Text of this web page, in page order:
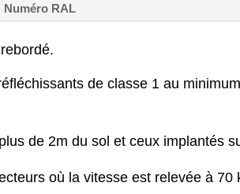
Numéro RAL
de classe 1 au
de 2m du sol et ceux implantés
où la vitesse est relevée à 70